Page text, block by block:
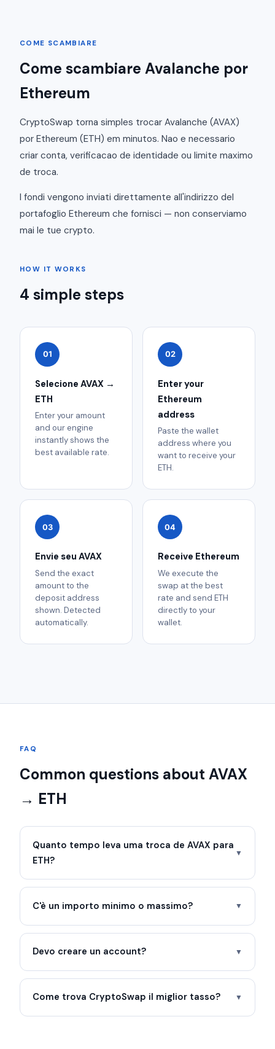
COME SCAMBIARE
Come scambiare Avalanche por
Ethereum
CryptoSwap torna simples trocar Avalanche (AVAX)
por Ethereum (ETH) em minutos. Nao e necessario
criar conta, verificacao de identidade ou limite maximo
de troca.
I fondi vengono inviati direttamente all'indirizzo del
portafoglio Ethereum che fornisci — non conserviamo
mai le tue crypto.
HOW IT WORKS
4 simple steps
01
Selecione AVAX →
ETH
Enter your amount
and our engine
instantly shows the
best available rate.
02
Enter your
Ethereum
address
Paste the wallet
address where you
want to receive your
ETH.
03
Envie seu AVAX
Send the exact
amount to the
deposit address
shown. Detected
automatically.
04
Receive Ethereum
We execute the
swap at the best
rate and send ETH
directly to your
wallet.
FAQ
Common questions about AVAX
→ ETH
Quanto tempo leva uma troca de AVAX para
ETH?
▼
C'è un importo minimo o massimo? ▼
Devo creare un account? ▼
Come trova CryptoSwap il miglior tasso? ▼